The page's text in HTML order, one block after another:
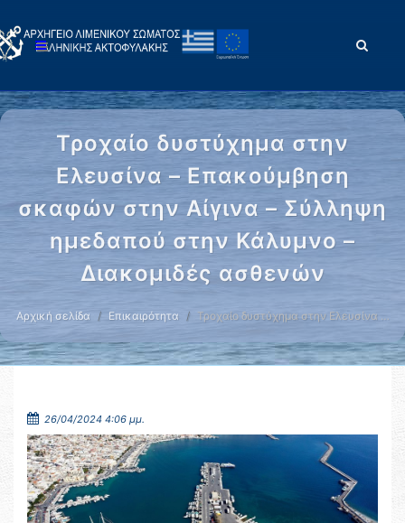
Τροχαίο δυστύχημα στην
Ελευσίνα – Επακούμβηση
σκαφών στην Αίγινα – Σύλληψη
ημεδαπού στην Κάλυμνο –
Διακομιδές ασθενών
Αρχική σελίδα Επικαιρότητα Τροχαίο δυστύχημα στην Ελευσίνα …
26/04/2024 4:06 μμ.